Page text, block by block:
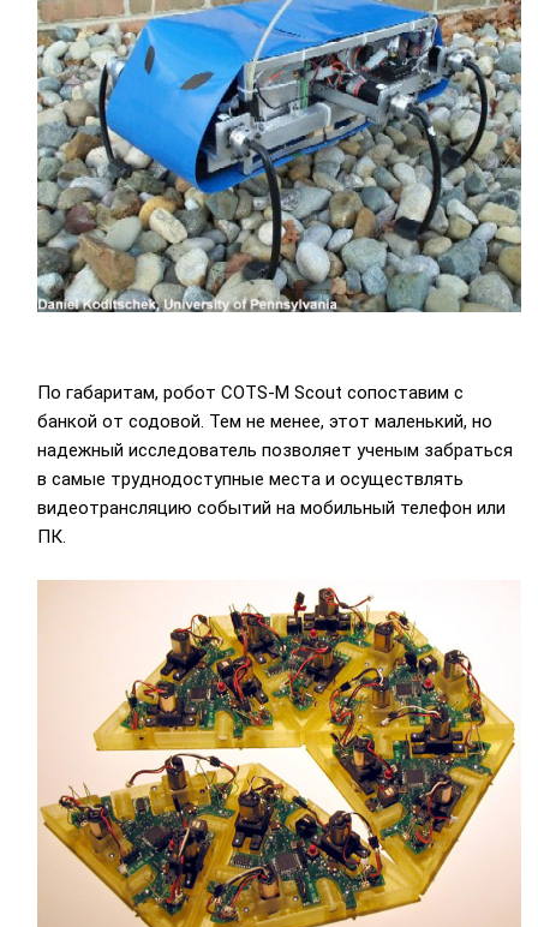
По габаритам, робот COTS-M Scout сопоставим с
банкой от содовой. Тем не менее, этот маленький, но
надежный исследователь позволяет ученым забраться
в самые труднодоступные места и осуществлять
видеотрансляцию событий на мобильный телефон или
ПК.